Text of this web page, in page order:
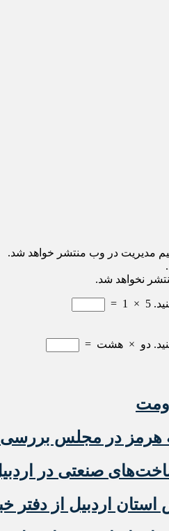
مدیریت در وب منتشر خواهد شد.
نخواهد شد.
5
×
1
=
دو × هشت =
هرمز در مجلس
صنعتی در
اردبیل از دفتر